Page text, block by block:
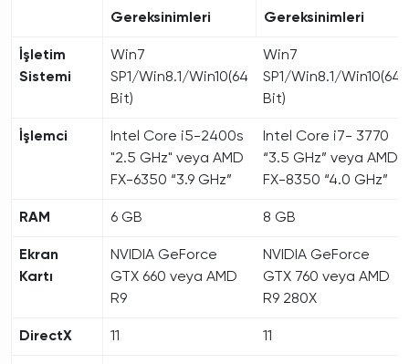
Gereksinimleri
Gereksinimleri
İşletim
Sistemi
Win7
SP1/Win8.1/Win10(64
Bit)
Win7
SP1/Win8.1/Win10(64
Bit)
İşlemci
Intel Core i5-2400s
"2.5 GHz" veya AMD
FX-6350 “3.9 GHz”
Intel Core i7- 3770
“3.5 GHz” veya AMD
FX-8350 “4.0 GHz”
RAM 6 GB 8 GB
Ekran
Kartı
NVIDIA GeForce
GTX 660 veya AMD
R9
NVIDIA GeForce
GTX 760 veya AMD
R9 280X
DirectX 11 11